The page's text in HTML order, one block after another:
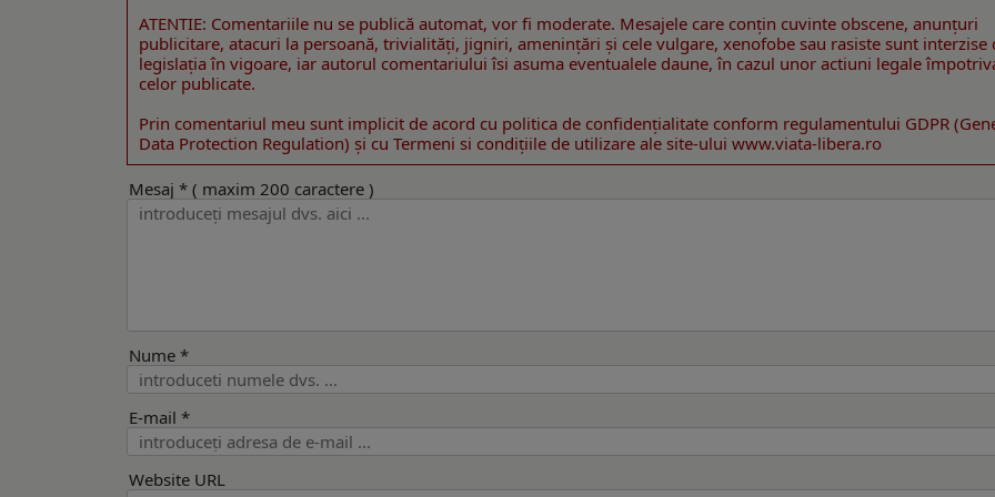
ATENTIE: Comentariile nu se publică automat, vor fi moderate. Mesajele care conţin cuvinte obscene, anunţuri
publicitare, atacuri la persoană, trivialităţi, jigniri, ameninţări şi cele vulgare, xenofobe sau rasiste sunt interzise
legislaţia în vigoare, iar autorul comentariului îsi asuma eventualele daune, în cazul unor actiuni legale
celor publicate.
Prin comentariul meu sunt implicit de acord cu politica de confidenţialitate conform regulamentului GDPR
Data Protection Regulation) şi cu Termeni si condițiile de utilizare ale site-ului www.viata-libera.ro
Mesaj * ( maxim 200 caractere )
Nume *
E-mail *
Website URL